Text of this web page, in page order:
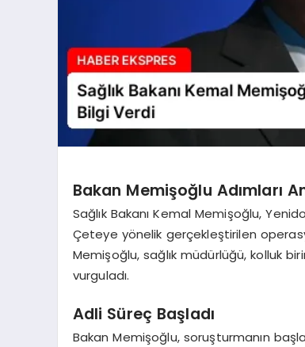
Bakan Memişoğlu Adımları
Sağlık Bakanı Kemal Memişoğlu,
Çeteye yönelik gerçekleştirilen
Memişoğlu, sağlık müdürlüğü, kolluk
vurguladı.
Adli Süreç Başladı
Bakan Memişoğlu, soruşturmanın